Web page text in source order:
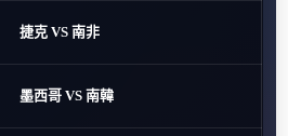
捷克 VS 南非
墨西哥 VS 南韓